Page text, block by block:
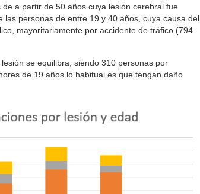
a partir de 50 años cuya lesión cerebral fue
personas de entre 19 y 40 años, cuya causa del
mayoritariamente por accidente de tráfico (794
se equilibra, siendo 310 personas por
de 19 años lo habitual es que tengan daño